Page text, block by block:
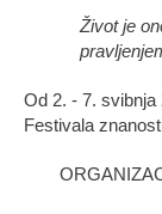
Život je
Od 2. - 7. svibnja
Festivala